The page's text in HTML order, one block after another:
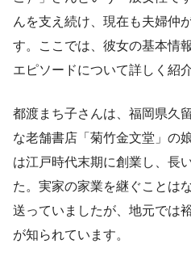
んを支え続け、現在も夫婦仲
す。ここでは、彼女の基本情
エピソードについて詳しく紹
都渡まち子さんは、福岡県久
な老舗書店「菊竹金文堂」の
は江戸時代末期に創業し、長
た。実家の家業を継ぐことは
送っていましたが、地元では
が知られています。